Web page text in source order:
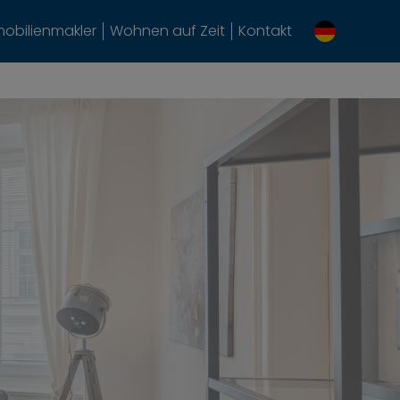
Wohnen auf Zeit Kontakt